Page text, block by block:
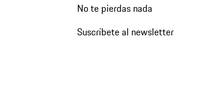
No te pierdas nada
Suscríbete al newsletter